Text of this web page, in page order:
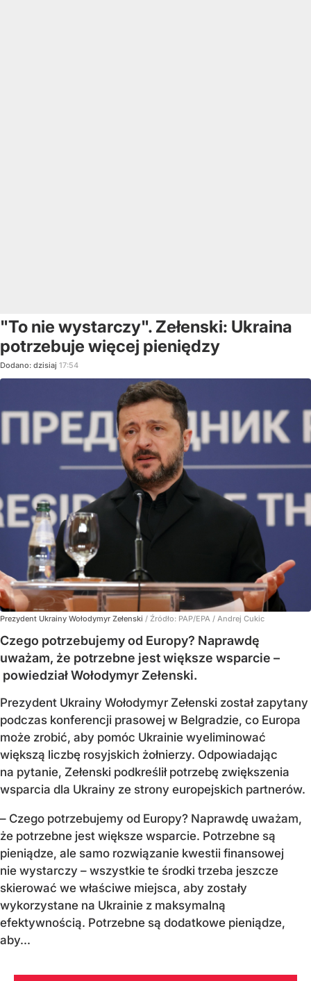
"To nie wystarczy". Zełenski: Ukraina
potrzebuje więcej pieniędzy
Dodano: dzisiaj 17:54
Prezydent Ukrainy Wołodymyr Zełenski / Źródło: PAP/EPA / Andrej Cukic
Czego potrzebujemy od Europy? Naprawdę
uważam, że potrzebne jest większe wsparcie –
powiedział Wołodymyr Zełenski.
Prezydent Ukrainy Wołodymyr Zełenski został zapytany
podczas konferencji prasowej w Belgradzie, co Europa
może zrobić, aby pomóc Ukrainie wyeliminować
większą liczbę rosyjskich żołnierzy. Odpowiadając
na pytanie, Zełenski podkreślił potrzebę zwiększenia
wsparcia dla Ukrainy ze strony europejskich partnerów.
– Czego potrzebujemy od Europy? Naprawdę uważam,
że potrzebne jest większe wsparcie. Potrzebne są
pieniądze, ale samo rozwiązanie kwestii finansowej
nie wystarczy – wszystkie te środki trzeba jeszcze
skierować we właściwe miejsca, aby zostały
wykorzystane na Ukrainie z maksymalną
efektywnością. Potrzebne są dodatkowe pieniądze,
aby...